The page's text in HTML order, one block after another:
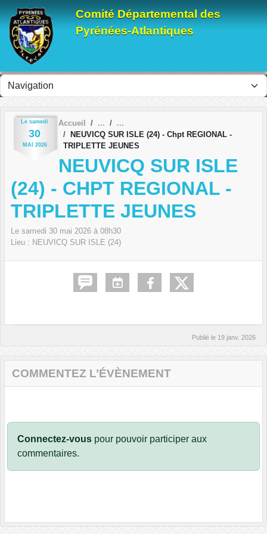
Comité Départemental des
Pyrénées-Atlantiques
Le samedi
30
MAI 2026
Accueil
NEUVICQ SUR ISLE (24) - Chpt REGIONAL -
TRIPLETTE JEUNES
NEUVICQ SUR ISLE
(24) - CHPT REGIONAL -
TRIPLETTE JEUNES
Le samedi 30 mai 2026 à 08h30
Lieu : NEUVICQ SUR ISLE (24)
Publié le 19 janv. 2026
COMMENTEZ L’ÉVÈNEMENT
Connectez-vous pour pouvoir participer aux
commentaires.
Panneau de gestion des cookies